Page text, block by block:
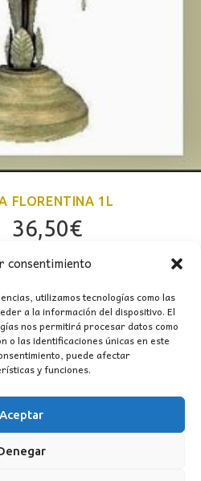
consentimiento
utilizamos tecnologías como las
a la información del dispositivo. El
nos permitirá procesar datos como
o las identificaciones únicas en este
puede afectar
y funciones.
Aceptar
FLORENTINA 1L
El
original
era:
57,00€.
36,50€El
actual
es:
36,50€.